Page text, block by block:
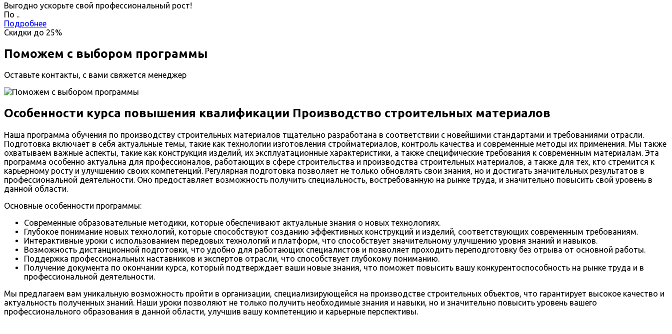
Выгодно ускорьте свой профессиональный рост!
По ..
Подробнее
Скидки до 25%
Поможем с выбором программы
Оставьте контакты, с вами свяжется менеджер
Особенности курса повышения квалификации Производство строительных материалов
Наша программа обучения по производству строительных материалов тщательно разработана в соответствии с новейшими стандартами и требованиями отрасли.
Подготовка включает в себя актуальные темы, такие как технологии изготовления стройматериалов, контроль качества и современные методы их применения. Мы также
охватываем важные аспекты, такие как конструкция изделий, их эксплуатационные характеристики, а также специфические требования к современным материалам. Эта
программа особенно актуальна для профессионалов, работающих в сфере строительства и производства строительных материалов, а также для тех, кто стремится к
карьерному росту и улучшению своих компетенций. Регулярная подготовка позволяет не только обновлять свои знания, но и достигать значительных результатов в
профессиональной деятельности. Оно предоставляет возможность получить специальность, востребованную на рынке труда, и значительно повысить свой уровень в
данной области.
Основные особенности программы:
Современные образовательные методики, которые обеспечивают актуальные знания о новых технологиях.
Глубокое понимание новых технологий, которые способствуют созданию эффективных конструкций и изделий, соответствующих современным требованиям.
Интерактивные уроки с использованием передовых технологий и платформ, что способствует значительному улучшению уровня знаний и навыков.
Возможность дистанционной подготовки, что удобно для работающих специалистов и позволяет проходить переподготовку без отрыва от основной работы.
Поддержка профессиональных наставников и экспертов отрасли, что способствует глубокому пониманию.
Получение документа по окончании курса, который подтверждает ваши новые знания, что поможет повысить вашу конкурентоспособность на рынке труда и в
профессиональной деятельности.
Мы предлагаем вам уникальную возможность пройти в организации, специализирующейся на производстве строительных объектов, что гарантирует высокое качество и
актуальность полученных знаний. Наши уроки позволяют не только получить необходимые знания и навыки, но и значительно повысить уровень вашего
профессионального образования в данной области, улучшив вашу компетенцию и карьерные перспективы.